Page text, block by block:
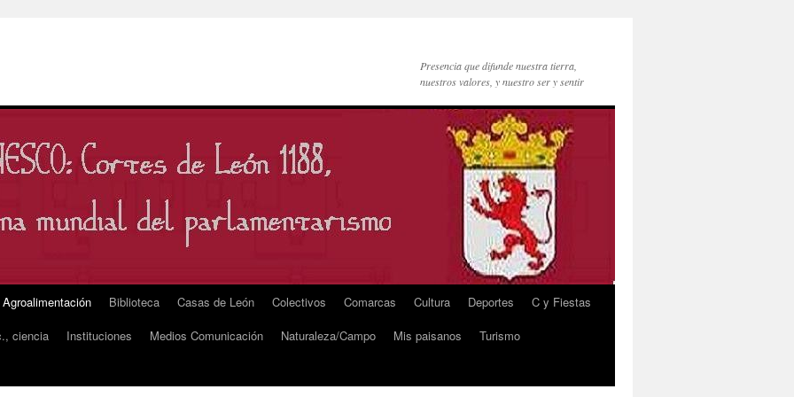
Presencia que difunde nuestra tierra,
nuestros valores, y nuestro ser y sentir
Agroalimentación Biblioteca Casas de León Colectivos Comarcas Cultura Deportes
C y Fiestas
ciencia Instituciones Medios Comunicación Naturaleza/Campo Mis paisanos
Turismo